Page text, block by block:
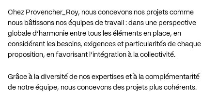
Chez Provencher_Roy, nous concevons nos projets comme
nous bâtissons nos équipes de travail : dans une perspective
globale d’harmonie entre tous les éléments en place, en
considérant les besoins, exigences et particularités de chaque
proposition, en favorisant l’intégration à la collectivité.
Grâce à la diversité de nos expertises et à la complémentarité
de notre équipe, nous concevons des projets plus cohérents.